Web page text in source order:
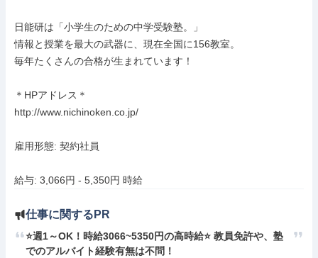
日能研は「小学生のための中学受験塾。」
情報と授業を最大の武器に、現在全国に156教室。
毎年たくさんの合格が生まれています！
＊HPアドレス＊
http://www.nichinoken.co.jp/
雇用形態: 契約社員
給与: 3,066円 - 5,350円 時給
仕事に関するPR
⭐️週1～OK！時給3066~5350円の高時給⭐️ 教員免許や、塾
でのアルバイト経験有無は不問！